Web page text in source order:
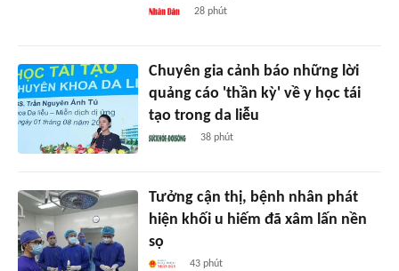
28 phút
Chuyên gia cảnh báo những lời
quảng cáo 'thần kỳ' về y học tái
tạo trong da liễu
38 phút
Tưởng cận thị, bệnh nhân phát
hiện khối u hiếm đã xâm lấn nền
sọ
43 phút